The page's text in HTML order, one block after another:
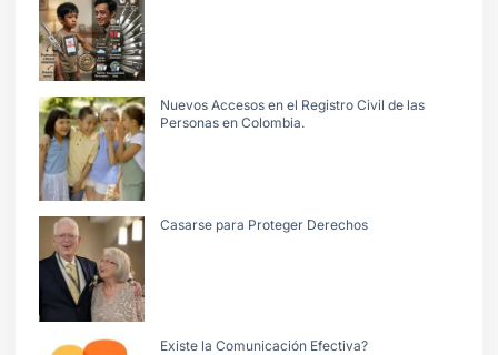
Nuevos Accesos en el Registro Civil de las
Personas en Colombia.
Casarse para Proteger Derechos
Existe la Comunicación Efectiva?